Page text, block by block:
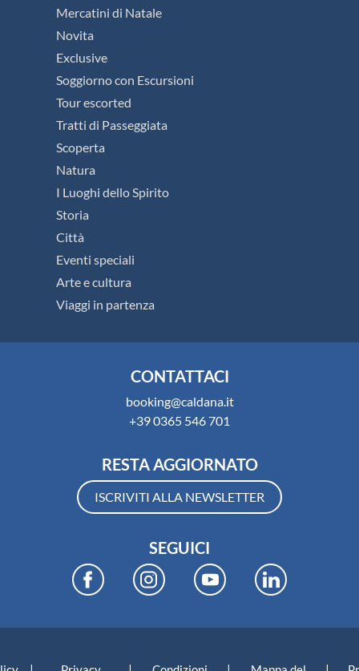
Mercatini di Natale
Novita
Exclusive
Soggiorno con Escursioni
Tour escorted
Tratti di Passeggiata
Scoperta
Natura
I Luoghi dello Spirito
Storia
Città
Eventi speciali
Arte e cultura
Viaggi in partenza
CONTATTACI
booking@caldana.it
+39 0365 546 701
RESTA AGGIORNATO
ISCRIVITI ALLA NEWSLETTER
SEGUICI